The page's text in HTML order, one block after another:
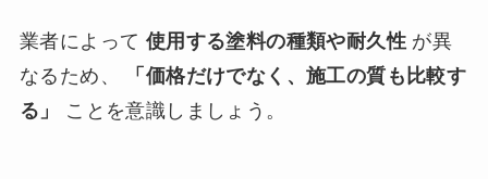
業者によって 使用する塗料の種類や耐久性が異
なるため、
「価格だけでなく、施工の質も比較す
る」
ことを意識しましょう。